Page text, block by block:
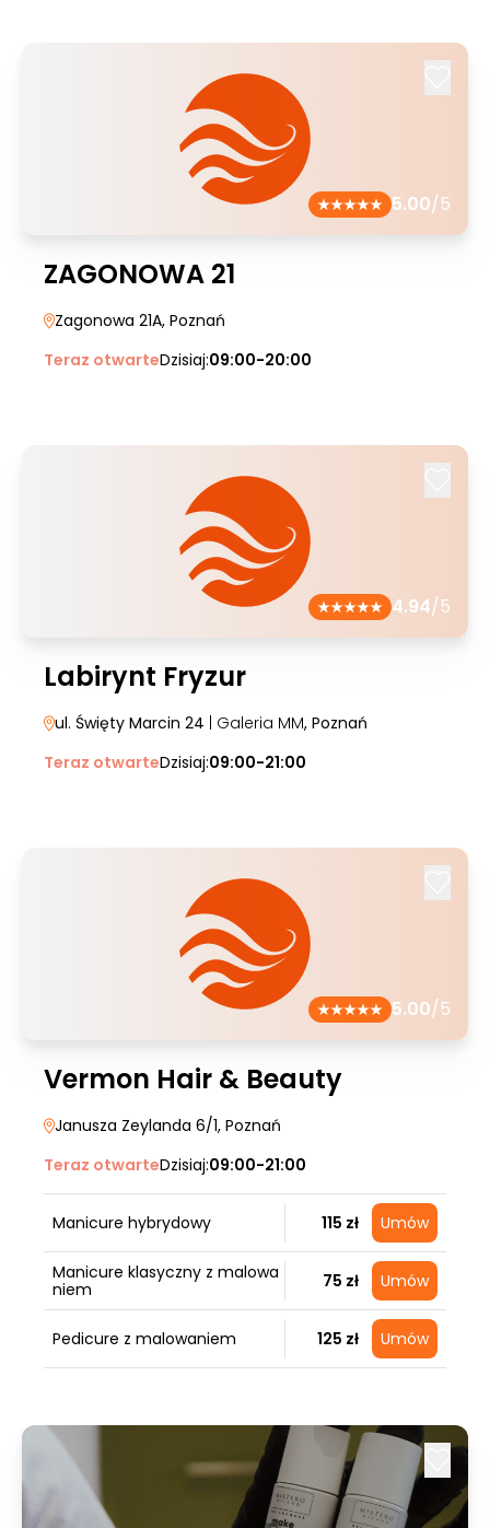
5.00/5
ZAGONOWA 21
Zagonowa 21A, Poznań
Teraz otwarteDzisiaj:09:00-20:00
4.94/5
Labirynt Fryzur
ul. Święty Marcin 24 | Galeria MM, Poznań
Teraz otwarteDzisiaj:09:00-21:00
5.00/5
Vermon Hair & Beauty
Janusza Zeylanda 6/1, Poznań
Teraz otwarteDzisiaj:09:00-21:00
Manicure hybrydowy 115 zł Umów
Manicure klasyczny z malowa
niem
75 zł Umów
Pedicure z malowaniem 125 zł Umów